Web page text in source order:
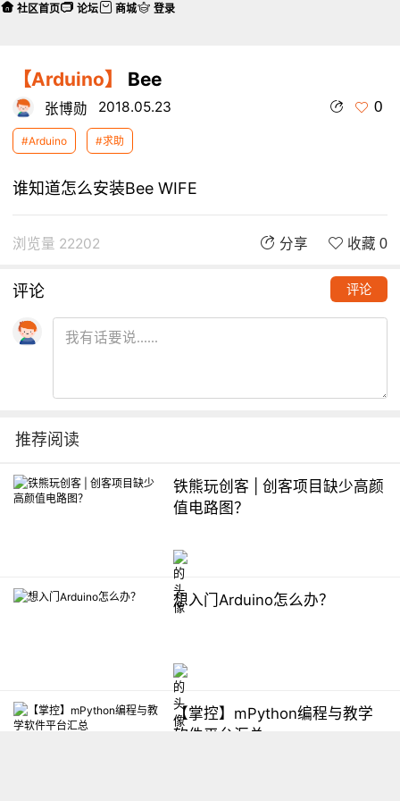
【Arduino】 Bee
张博勋 2018.05.23 0
#Arduino #求助
谁知道怎么安装Bee WIFE
浏览量 22202 分享 收藏 0
评论 评论
推荐阅读
铁熊玩创客 | 创客项目缺少高颜
值电路图？
想入门Arduino怎么办？
【掌控】mPython编程与教学
软件平台汇总
社区首页 论坛 商城 登录